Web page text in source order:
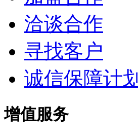
洽谈合作
寻找客户
诚信保障计划
增值服务